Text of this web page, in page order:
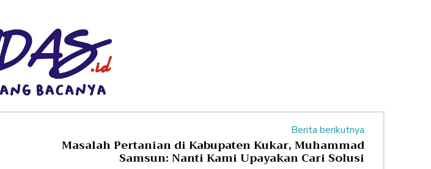
Berita berikutnya
Masalah Pertanian di Kabupaten Kukar, Muhammad
Samsun: Nanti Kami Upayakan Cari Solusi